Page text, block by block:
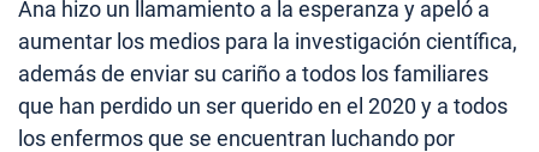
Ana hizo un llamamiento a la esperanza y apeló a
aumentar los medios para la investigación científica,
además de enviar su cariño a todos los familiares
que han perdido un ser querido en el 2020 y a todos
los enfermos que se encuentran luchando por